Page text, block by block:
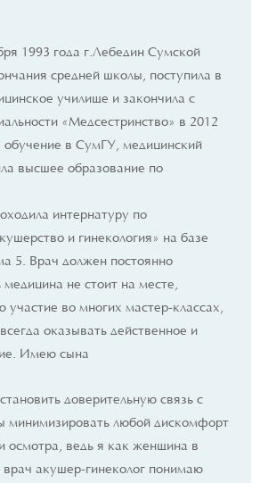
1993 года г.Лебедин Сумской
средней школы, поступила в
училище и закончила с
«Медсестринство» в 2012
обучение в СумГУ, медицинский
высшее образование по
интернатуру по
и гинекология» на базе
5. Врач должен постоянно
медицина не стоит на месте,
участие во многих мастер-классах,
оказывать действенное и
Имею сына
доверительную связь с
минимизировать любой дискомфорт
осмотра, ведь я как женщина в
акушер-гинеколог понимаю